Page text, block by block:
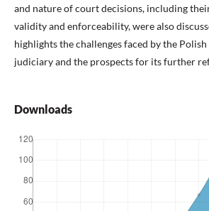
and nature of court decisions, including
validity and enforceability, were also
highlights the challenges faced by the
judiciary and the prospects for its further
Downloads